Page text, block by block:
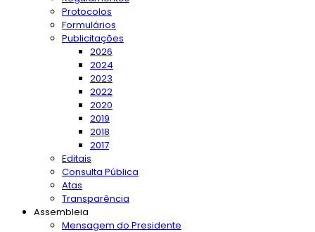
Protocolos
Formulários
Publicitações
2026
2024
2023
2022
2020
2019
2018
2017
Editais
Consulta Pública
Atas
Transparência
Assembleia
Mensagem do Presidente